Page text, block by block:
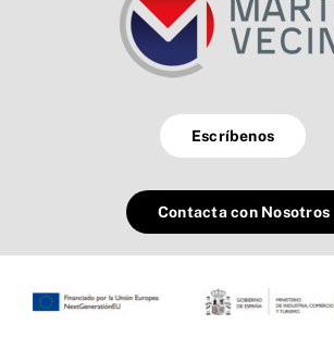
Escríbenos
Contacta con Nosotros